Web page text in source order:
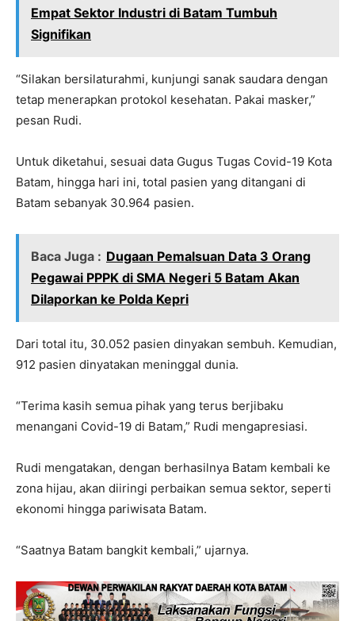
Empat Sektor Industri di Batam Tumbuh
Signifikan
“Silakan bersilaturahmi, kunjungi sanak saudara dengan
tetap menerapkan protokol kesehatan. Pakai masker,”
pesan Rudi.
Untuk diketahui, sesuai data Gugus Tugas Covid-19 Kota
Batam, hingga hari ini, total pasien yang ditangani di
Batam sebanyak 30.964 pasien.
Baca Juga : Dugaan Pemalsuan Data 3 Orang
Pegawai PPPK di SMA Negeri 5 Batam Akan
Dilaporkan ke Polda Kepri
Dari total itu, 30.052 pasien dinyakan sembuh. Kemudian,
912 pasien dinyatakan meninggal dunia.
“Terima kasih semua pihak yang terus berjibaku
menangani Covid-19 di Batam,” Rudi mengapresiasi.
Rudi mengatakan, dengan berhasilnya Batam kembali ke
zona hijau, akan diiringi perbaikan semua sektor, seperti
ekonomi hingga pariwisata Batam.
“Saatnya Batam bangkit kembali,” ujarnya.